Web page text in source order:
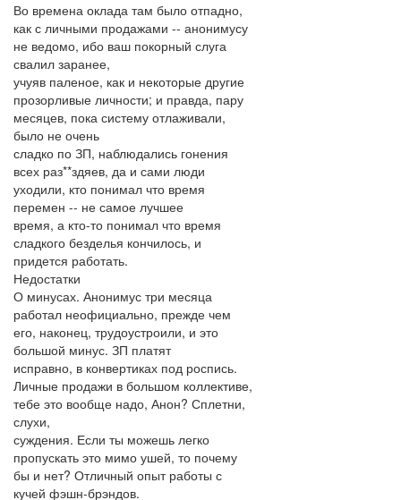
Во времена оклада там было отпадно,
как с личными продажами -- анонимусу
не ведомо, ибо ваш покорный слуга
свалил заранее,
учуяв паленое, как и некоторые другие
прозорливые личности; и правда, пару
месяцев, пока систему отлаживали,
было не очень
сладко по ЗП, наблюдались гонения
всех раз**здяев, да и сами люди
уходили, кто понимал что время
перемен -- не самое лучшее
время, а кто-то понимал что время
сладкого безделья кончилось, и
придется работать.
Недостатки
О минусах. Анонимус три месяца
работал неофициально, прежде чем
его, наконец, трудоустроили, и это
большой минус. ЗП платят
исправно, в конвертиках под роспись.
Личные продажи в большом коллективе,
тебе это вообще надо, Анон? Сплетни,
слухи,
суждения. Если ты можешь легко
пропускать это мимо ушей, то почему
бы и нет? Отличный опыт работы с
кучей фэшн-брэндов.